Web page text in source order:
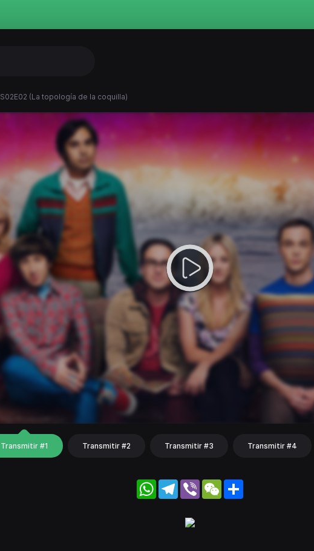
S02E02 (La topología de la coquilla)
Transmitir #1 Transmitir #2 Transmitir #3 Transmitir #4
WhatsApp
Telegram
Viber WeChat